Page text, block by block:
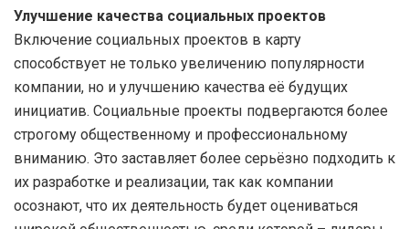
Улучшение качества социальных проектов
Включение социальных проектов в карту
способствует не только увеличению популярности
компании, но и улучшению качества её будущих
инициатив. Социальные проекты подвергаются более
строгому общественному и профессиональному
вниманию. Это заставляет более серьёзно подходить к
их разработке и реализации, так как компании
осознают, что их деятельность будет оцениваться